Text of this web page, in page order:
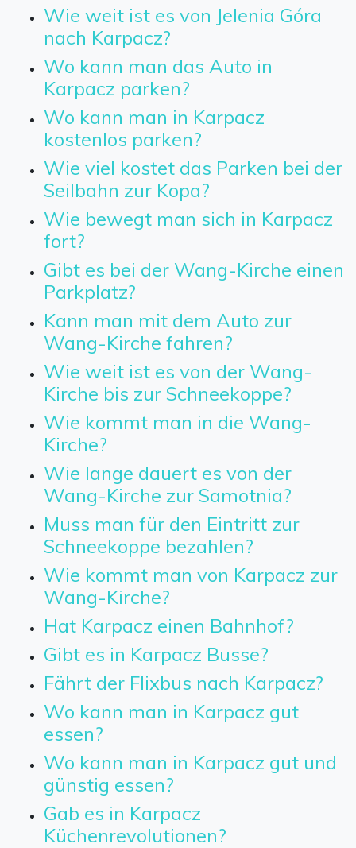
Wie weit ist es von Jelenia Góra
nach Karpacz?
Wo kann man das Auto in
Karpacz parken?
Wo kann man in Karpacz
kostenlos parken?
Wie viel kostet das Parken bei der
Seilbahn zur Kopa?
Wie bewegt man sich in Karpacz
fort?
Gibt es bei der Wang-Kirche einen
Parkplatz?
Kann man mit dem Auto zur
Wang-Kirche fahren?
Wie weit ist es von der Wang-
Kirche bis zur Schneekoppe?
Wie kommt man in die Wang-
Kirche?
Wie lange dauert es von der
Wang-Kirche zur Samotnia?
Muss man für den Eintritt zur
Schneekoppe bezahlen?
Wie kommt man von Karpacz zur
Wang-Kirche?
Hat Karpacz einen Bahnhof?
Gibt es in Karpacz Busse?
Fährt der Flixbus nach Karpacz?
Wo kann man in Karpacz gut
essen?
Wo kann man in Karpacz gut und
günstig essen?
Gab es in Karpacz
Küchenrevolutionen?